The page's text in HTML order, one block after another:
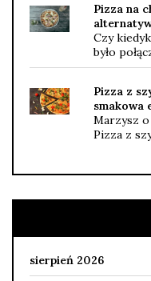
Pizza na
Czy
było
Pizza z
smakowa
Marzysz
Pizza z
sierpień 2026